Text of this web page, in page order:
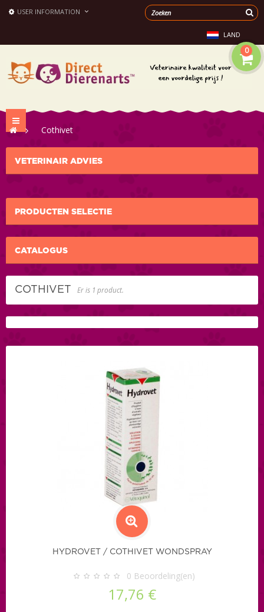
USER INFORMATION
LAND
0
Toggle
navigation
> Cothivet
VETERINAIR ADVIES
PRODUCTEN SELECTIE
CATALOGUS
COTHIVET Er is 1 product.
HYDROVET / COTHIVET WONDSPRAY
0 Beoordeling(en)
17,76 €